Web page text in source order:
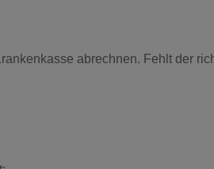
abrechnen. Fehlt der